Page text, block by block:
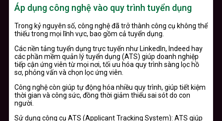
Áp dụng công nghệ vào quy trình tuyển dụng
Trong kỷ nguyên số, công nghệ đã trở thành công cụ không thể
thiếu trong mọi lĩnh vực, bao gồm cả tuyển dụng.
Các nền tảng tuyển dụng trực tuyến như LinkedIn, Indeed hay
các phần mềm quản lý tuyển dụng (ATS) giúp doanh nghiệp
tiếp cận ứng viên từ mọi nơi, tối ưu hóa quy trình sàng lọc hồ
sơ, phỏng vấn và chọn lọc ứng viên.
Công nghệ còn giúp tự động hóa nhiều quy trình, giúp tiết kiệm
thời gian và công sức, đồng thời giảm thiểu sai sót do con
người.
Sử dụng công cụ ATS (Applicant Tracking System): ATS giúp